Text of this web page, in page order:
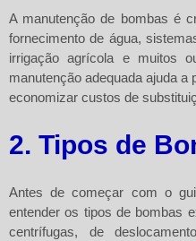
A manutenção de bombas é
fornecimento de água,
irrigação agrícola e muitos
manutenção adequada ajuda a
economizar custos de
2. Tipos de
Antes de começar com o
entender os tipos de bombas
centrífugas, de